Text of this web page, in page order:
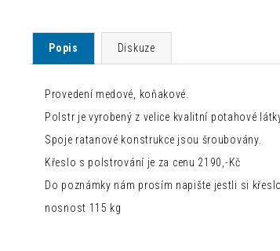
Popis Diskuze
Provedení medové, koňakové.
Polstr je vyrobený z velice kvalitní potahové
Spoje ratanové konstrukce jsou šroubovány.
Křeslo s polstrování je za cenu 2190,-Kč
Do poznámky nám prosím napište jestli si
nosnost 115 kg